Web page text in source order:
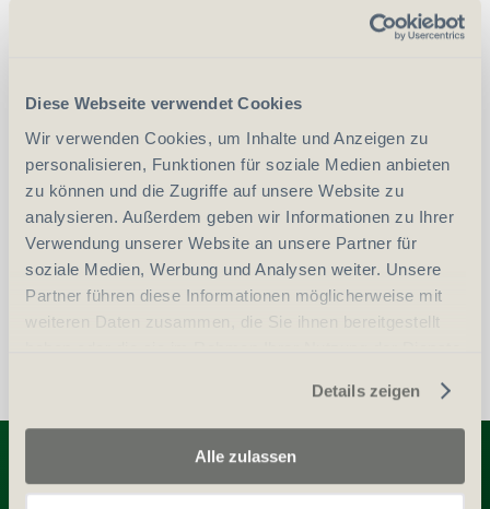
Diese Webseite verwendet Cookies
Wir verwenden Cookies, um Inhalte und Anzeigen zu
personalisieren, Funktionen für soziale Medien anbieten
zu können und die Zugriffe auf unsere Website zu
analysieren. Außerdem geben wir Informationen zu Ihrer
Verwendung unserer Website an unsere Partner für
soziale Medien, Werbung und Analysen weiter. Unsere
Partner führen diese Informationen möglicherweise mit
weiteren Daten zusammen, die Sie ihnen bereitgestellt
Details zeigen
Alle zulassen
vergleichen
Anzahl Stück - +
In den Warenkorb
Entdecken Sie weitere Produkte